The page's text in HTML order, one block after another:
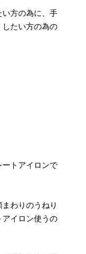
方の為に、手
たい方の為の
トアイロンで
わりのうねり
イロン使うの